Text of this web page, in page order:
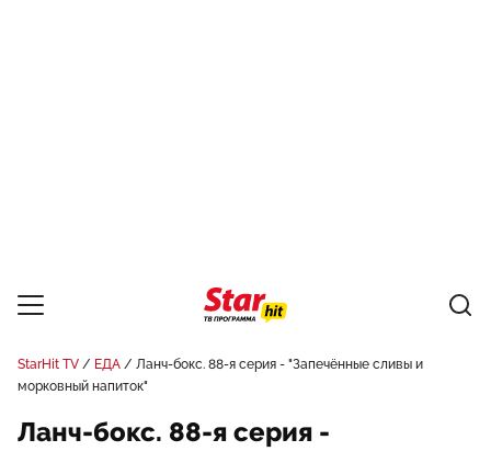
StarHit TV ЕДА
Ланч-бокс. 88-я серия - "Запечённые сливы и
морковный напиток"
Ланч-бокс. 88-я серия -